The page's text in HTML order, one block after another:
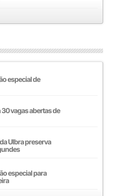
especial de
vagas abertas de
Ulbra preserva
especial para